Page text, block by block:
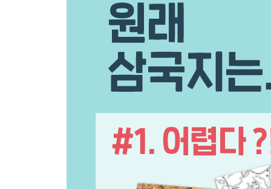
분노한 조조, 유비의 목을 가져오라
조조의 외사랑, 관우만 보면
요지부동 관우, 적토마에 웃다
관우와 유비, 적이 되어 다시 만나다
오관육참, 지금 만나러 갑니다
다시 만난 삼 형제, 형님들 보고 싶었소
또 하나의 가족, 상산 조자룡